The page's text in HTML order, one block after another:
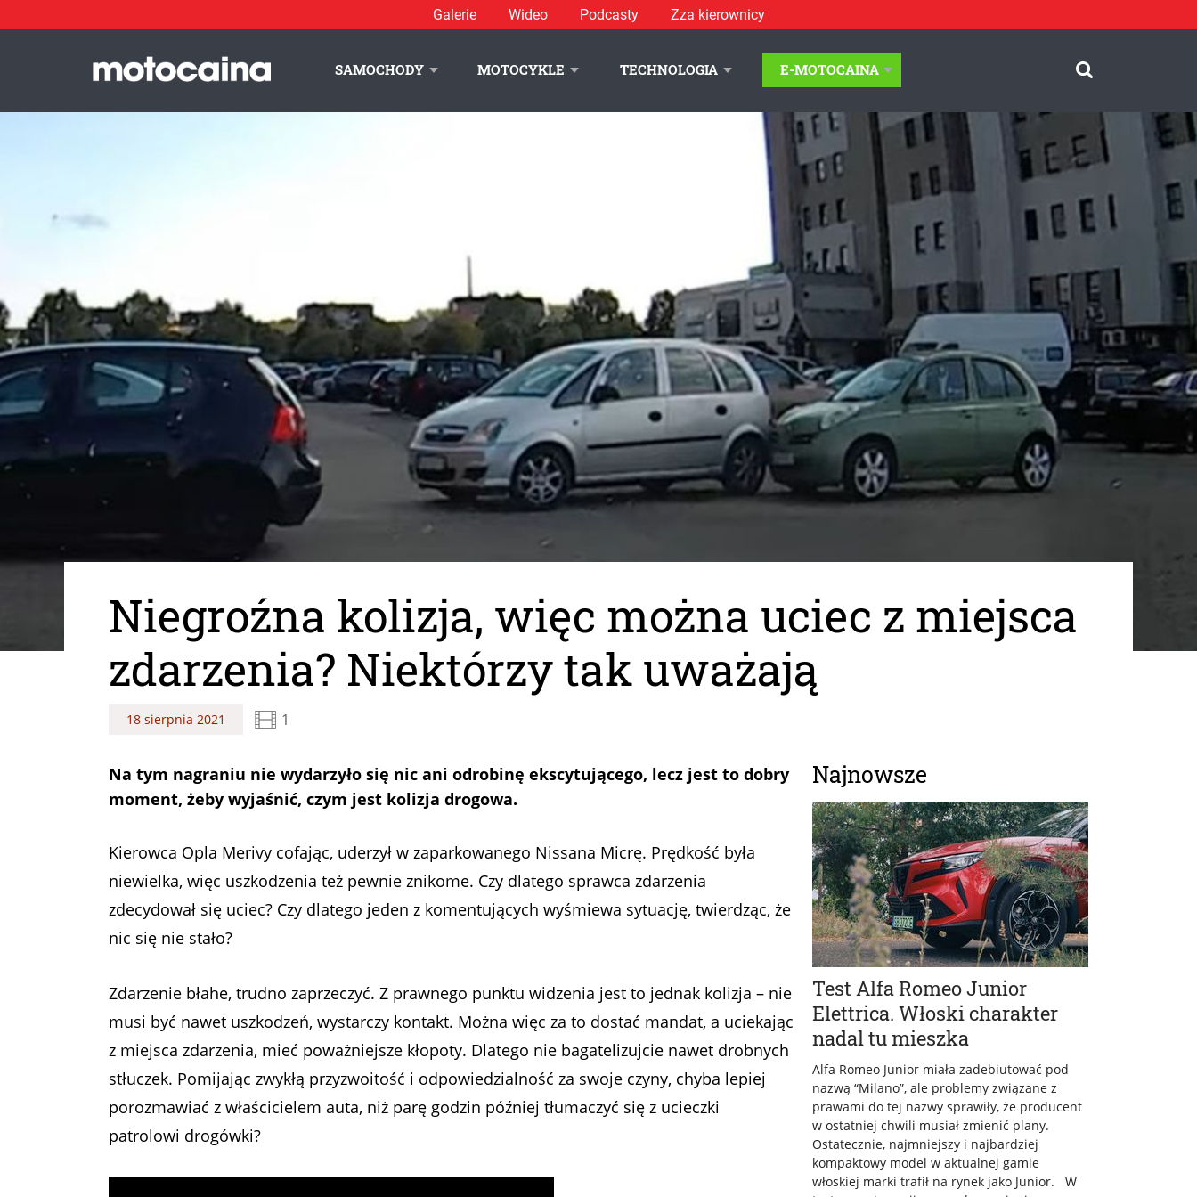
Galerie Wideo Podcasty Zza kierownicy
SAMOCHODY MOTOCYKLE TECHNOLOGIA E-MOTOCAINA
Niegroźna kolizja, więc można uciec z miejsca
zdarzenia? Niektórzy tak uważają
18 sierpnia 2021 1
Na tym nagraniu nie wydarzyło się nic ani odrobinę ekscytującego, lecz jest to dobry
moment, żeby wyjaśnić, czym jest kolizja drogowa.
Kierowca Opla Merivy cofając, uderzył w zaparkowanego Nissana Micrę. Prędkość była
niewielka, więc uszkodzenia też pewnie znikome. Czy dlatego sprawca zdarzenia
zdecydował się uciec? Czy dlatego jeden z komentujących wyśmiewa sytuację, twierdząc, że
nic się nie stało?
Zdarzenie błahe, trudno zaprzeczyć. Z prawnego punktu widzenia jest to jednak kolizja – nie
musi być nawet uszkodzeń, wystarczy kontakt. Można więc za to dostać mandat, a uciekając
z miejsca zdarzenia, mieć poważniejsze kłopoty. Dlatego nie bagatelizujcie nawet drobnych
stłuczek. Pomijając zwykłą przyzwoitość i odpowiedzialność za swoje czyny, chyba lepiej
porozmawiać z właścicielem auta, niż parę godzin później tłumaczyć się z ucieczki
patrolowi drogówki?
Najnowsze
Test Alfa Romeo Junior
Elettrica. Włoski charakter
nadal tu mieszka
Alfa Romeo Junior miała zadebiutować pod
nazwą “Milano”, ale problemy związane z
prawami do tej nazwy sprawiły, że producent
w ostatniej chwili musiał zmienić plany.
Ostatecznie, najmniejszy i najbardziej
kompaktowy model w aktualnej gamie
włoskiej marki trafił na rynek jako Junior. W